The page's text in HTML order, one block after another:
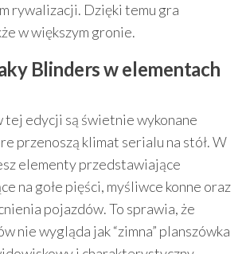
rywalizacji. Dzięki temu gra
w większym gronie.
Blinders w elementach
tej edycji są świetnie wykonane
przenoszą klimat serialu na stół. W
elementy przedstawiające
na gołe pięści, myśliwce konne oraz
pojazdów. To sprawia, że
nie wygląda jak “zimna” planszówka